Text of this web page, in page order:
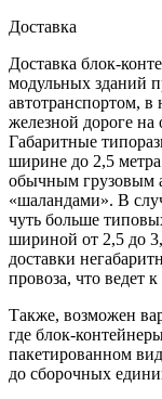
Доставка
Доставка блок-
модульных зданий
автотранспортом, в
железной дороге
Габаритные
ширине до 2,5
обычным грузовым
«шаландами». В
чуть больше
шириной от 2,5 до
доставки
провоза, что ведет
Также, возможен
где блок-
пакетированном
до сборочных